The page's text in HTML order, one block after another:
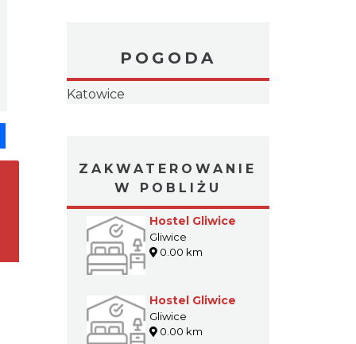
POGODA
ZAKWATEROWANIE
Hostel Gliwice
Gliwice